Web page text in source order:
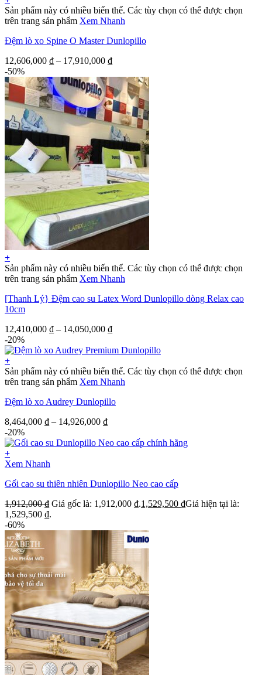
Sản phẩm này có nhiều biến thể. Các tùy chọn có thể được chọn
trên trang sản phẩm Xem Nhanh
Đệm lò xo Spine O Master Dunlopillo
12,606,000 ₫ – 17,910,000 ₫
-50%
+
Sản phẩm này có nhiều biến thể. Các tùy chọn có thể được chọn
trên trang sản phẩm Xem Nhanh
[Thanh Lý} Đệm cao su Latex Word Dunlopillo dòng Relax cao
10cm
12,410,000 ₫ – 14,050,000 ₫
-20%
+
Sản phẩm này có nhiều biến thể. Các tùy chọn có thể được chọn
trên trang sản phẩm Xem Nhanh
Đệm lò xo Audrey Dunlopillo
8,464,000 ₫ – 14,926,000 ₫
-20%
+
Xem Nhanh
Gối cao su thiên nhiên Dunlopillo Neo cao cấp
1,912,000₫ Giá gốc là: 1,912,000 ₫.1,529,500 ₫Giá hiện tại là:
1,529,500 ₫.
-60%